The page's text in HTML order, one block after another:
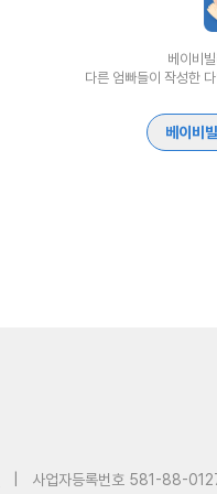
베이비
다른 엄빠들이 작성한
베이비
사업자등록번호 581-88-